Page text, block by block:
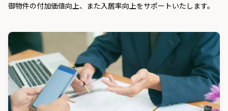
御物件の付加価値向上、また入居率向上をサポートいたします。